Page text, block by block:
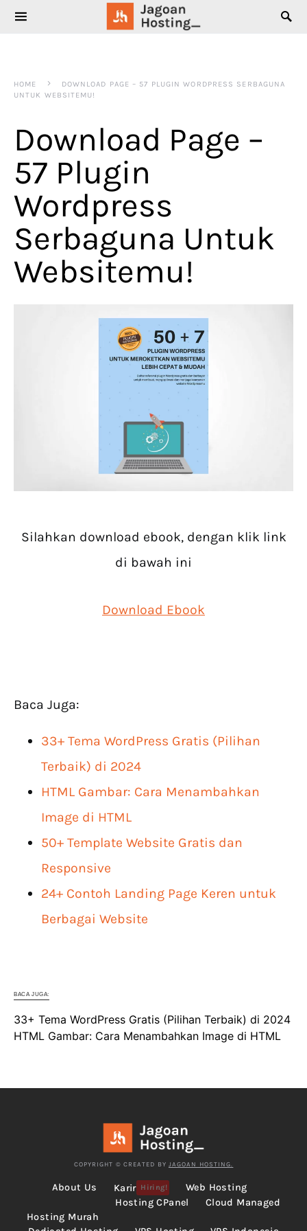
SEARCH FOR:
HOME
DOWNLOAD PAGE – 57 PLUGIN WORDPRESS SERBAGUNA
UNTUK WEBSITEMU!
Download Page –
57 Plugin
Wordpress
Serbaguna Untuk
Websitemu!
Silahkan download ebook, dengan klik link
di bawah ini
Download Ebook
Baca Juga:
33+ Tema WordPress Gratis (Pilihan
Terbaik) di 2024
HTML Gambar: Cara Menambahkan
Image di HTML
50+ Template Website Gratis dan
Responsive
24+ Contoh Landing Page Keren untuk
Berbagai Website
BACA JUGA:
33+ Tema WordPress Gratis (Pilihan Terbaik) di 2024
HTML Gambar: Cara Menambahkan Image di HTML
COPYRIGHT © CREATED BY JAGOAN HOSTING.
About Us Karir Hiring! Web Hosting
Hosting Murah
Hosting CPanel Cloud Managed